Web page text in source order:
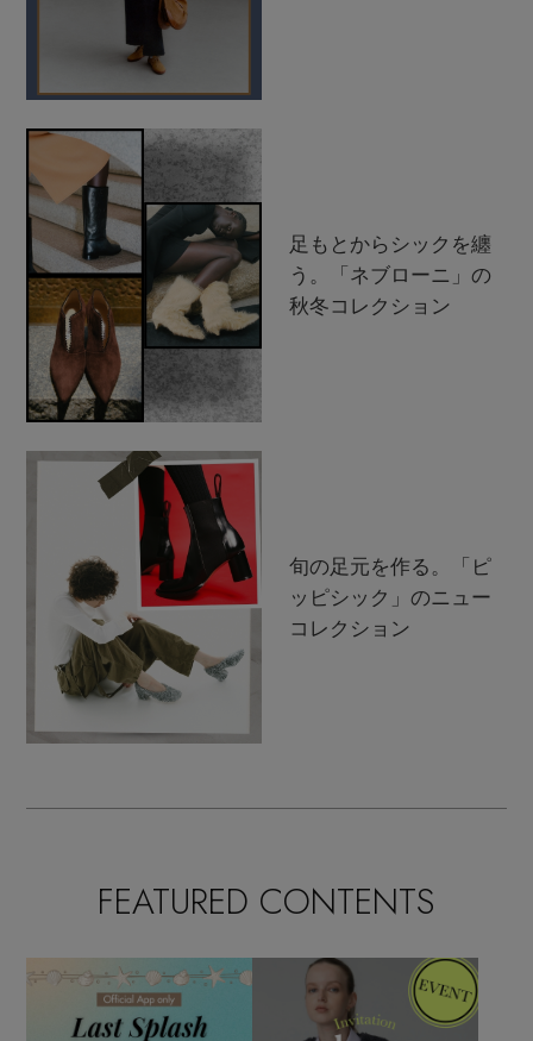
足もとからシックを纏
う。「ネブローニ」の
秋冬コレクション
旬の足元を作る。「ピ
ッピシック」のニュー
コレクション
FEATURED CONTENTS